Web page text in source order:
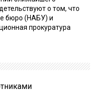
о том, что
бюро (НАБУ) и
прокуратура